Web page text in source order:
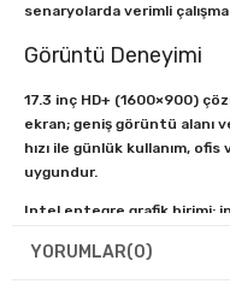
senaryolarda verimli çalışma
Görüntü Deneyimi
17.3 inç HD+ (1600×900)
ekran; geniş görüntü alanı
hızı ile günlük kullanım,
uygundur.
Intel entegre grafik birimi;
sağlar.
YORUMLAR(0)